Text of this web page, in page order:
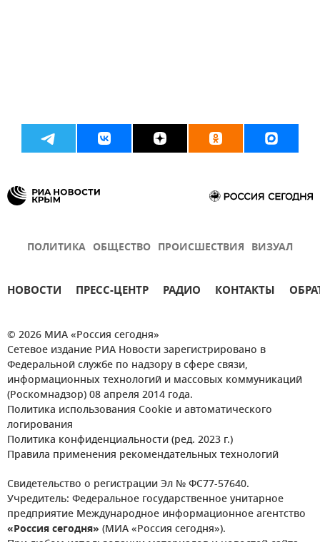
ПОЛИТИКА ОБЩЕСТВО ПРОИСШЕСТВИЯ ВИЗУАЛ
НОВОСТИ ПРЕСС-ЦЕНТР РАДИО КОНТАКТЫ
© 2026 МИА «Россия сегодня»
Сетевое издание РИА Новости зарегистрировано в
Федеральной службе по надзору в сфере связи,
информационных технологий и массовых коммуникаций
(Роскомнадзор) 08 апреля 2014 года.
Политика использования Cookie и автоматического
логирования
Политика конфиденциальности (ред. 2023 г.)
Правила применения рекомендательных технологий
Свидетельство о регистрации Эл № ФС77-57640.
Учредитель: Федеральное государственное унитарное
предприятие Международное информационное агентство
«Россия сегодня» (МИА «Россия сегодня»).